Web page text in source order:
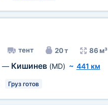
тент 20 т 86 м³
— Кишинев (MD) ~ 441 км
Груз готов